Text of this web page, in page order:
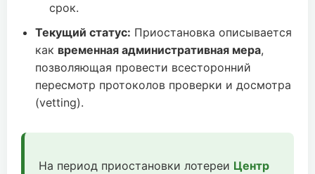
срок.
Текущий статус: Приостановка описывается
как временная административная мера,
позволяющая провести всесторонний
пересмотр протоколов проверки и досмотра
(vetting).
На период приостановки лотереи Центр